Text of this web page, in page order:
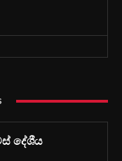
දේශීය